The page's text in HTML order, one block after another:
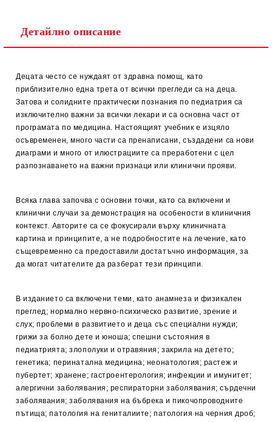
Детайлно описание
Децата често се нуждаят от здравна помощ, като
приблизително една трета от всички прегледи са на деца.
Затова и солидните практически познания по педиатрия са
изключително важни за всички лекари и са основна част от
програмата по медицина. Настоящият учебник е изцяло
осъвременен, много части са пренаписани, създадени са нови
диаграми и много от илюстрациите са преработени с цел
разпознаването на важни признаци или клинични прояви.
Всяка глава започва с основни точки, като са включени и
клинични случаи за демонстрация на особености в клиничния
контекст. Авторите са се фокусирали върху клиничната
картина и принципите, а не подробностите на лечение, като
същевременно са предоставили достатъчно информация, за
да могат читателите да разберат тези принципи.
В изданието са включени теми, като анамнеза и физикален
преглед; нормално нервно-психическо развитие, зрение и
слух; проблеми в развитието и деца със специални нужди;
грижи за болно дете и юноша; спешни състояния в
педиатрията; злополуки и отравяния; закрила на детето;
генетика; перинатална медицина; неонатология; растеж и
пубертет; хранене; гастроентерология; инфекции и имунитет;
алергични заболявания; респираторни заболявания; сърдечни
заболявания; заболявания на бъбрека и пикочопроводните
пътища; патология на гениталиите; патология на черния дроб;